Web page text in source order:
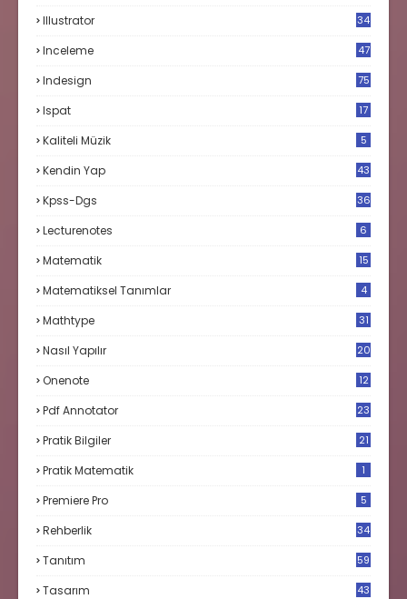
Illustrator 34
Inceleme 47
Indesign 75
Ispat
17
Kaliteli Müzik 5
Kendin Yap 43
Kpss-Dgs 36
Lecturenotes 6
Matematik
15
Matematiksel Tanımlar 4
Mathtype 31
Nasıl Yapılır 20
Onenote 12
Pdf Annotator 23
Pratik Bilgiler 21
Pratik Matematik 1
Premiere Pro 5
Rehberlik 34
Tanıtım 59
Tasarım 43